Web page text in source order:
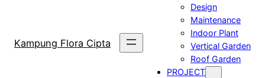
Kampung Flora Cipta
Design
Maintenance
Indoor Plant
Vertical Garden
Roof Garden
PROJECT